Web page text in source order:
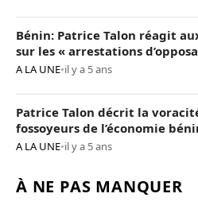
Bénin: Patrice Talon réagit
sur les « arrestations
A LA UNE•il y a 5 ans
Patrice Talon décrit la
fossoyeurs de l’économie
A LA UNE•il y a 5 ans
À NE PAS MANQUER